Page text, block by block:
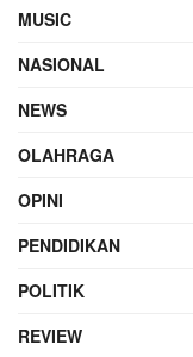
MUSIC
NASIONAL
NEWS
OLAHRAGA
OPINI
PENDIDIKAN
POLITIK
REVIEW